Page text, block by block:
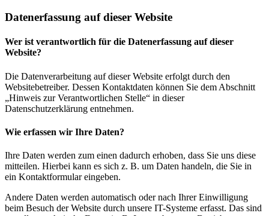
Datenerfassung auf dieser Website
Wer ist verantwortlich für die Datenerfassung auf dieser
Website?
Die Datenverarbeitung auf dieser Website erfolgt durch den
Websitebetreiber. Dessen Kontaktdaten können Sie dem Abschnitt
„Hinweis zur Verantwortlichen Stelle“ in dieser
Datenschutzerklärung entnehmen.
Wie erfassen wir Ihre Daten?
Ihre Daten werden zum einen dadurch erhoben, dass Sie uns diese
mitteilen. Hierbei kann es sich z. B. um Daten handeln, die Sie in
ein Kontaktformular eingeben.
Andere Daten werden automatisch oder nach Ihrer Einwilligung
beim Besuch der Website durch unsere IT-Systeme erfasst. Das sind